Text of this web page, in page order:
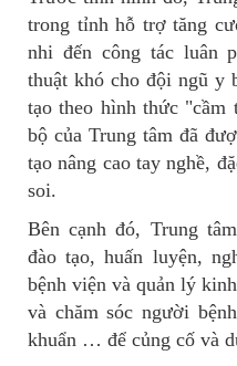
trong tỉnh hỗ trợ tăng
nhi đến công tác luân
thuật khó cho đội ngũ y
tạo theo hình thức
bộ của Trung tâm đã
tạo nâng cao tay nghề,
soi.
Bên cạnh đó, Trung
đào tạo, huấn luyện,
bệnh viện và quản lý
và chăm sóc người
khuẩn … để củng cố và